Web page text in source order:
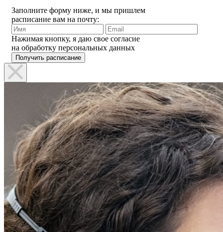
Заполните форму ниже, и мы пришлем
расписание вам на почту:
Нажимая кнопку, я даю свое согласие
на обработку персональных данных